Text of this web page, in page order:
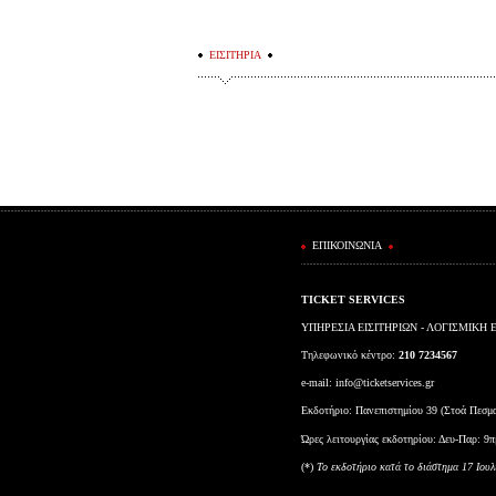
ΕΙΣΙΤΗΡΙΑ
ΕΠΙΚΟΙΝΩΝΙΑ
TICKET SERVICES
ΥΠΗΡΕΣΙΑ ΕΙΣΙΤΗΡΙΩΝ - ΛΟΓΙΣΜΙΚΗ
Τηλεφωνικό κέντρο: 210 7234567
e-mail: info@ticketservices.gr
Εκδοτήριο: Πανεπιστημίου 39 (Στοά
Ώρες λειτουργίας εκδοτηρίου: Δευ-Παρ:
(*) To εκδοτήριο κατά το διάστημα 17